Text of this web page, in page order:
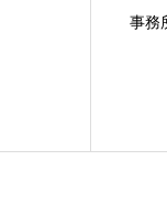
事務